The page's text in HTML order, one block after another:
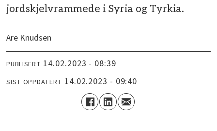
jordskjelvrammede i Syria og Tyrkia.
Are Knudsen
PUBLISERT 14.02.2023 - 08:39
SIST OPPDATERT 14.02.2023 - 09:40